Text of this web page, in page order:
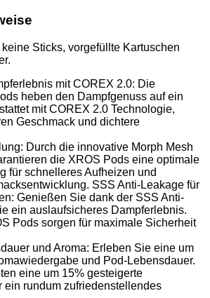
Sticks, vorgefüllte Kartuschen
mit COREX 2.0: Die
heben den Dampfgenuss auf ein
mit COREX 2.0 Technologie,
Geschmack und dichtere
Durch die innovative Morph Mesh
die XROS Pods eine optimale
für schnelleres Aufheizen und
SSS Anti-Leakage für
Genießen Sie dank der SSS Anti-
ein auslaufsicheres Dampferlebnis.
Pods sorgen für maximale Sicherheit
und Aroma: Erleben Sie eine um
und Pod-Lebensdauer.
eine um 15% gesteigerte
ein rundum zufriedenstellendes